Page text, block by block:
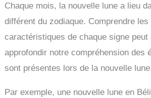
Chaque mois, la nouvelle lune a lieu
différent du zodiaque. Comprendre les
caractéristiques de chaque signe peut
approfondir notre compréhension des
sont présentes lors de la nouvelle lune.
Par exemple, une nouvelle lune en